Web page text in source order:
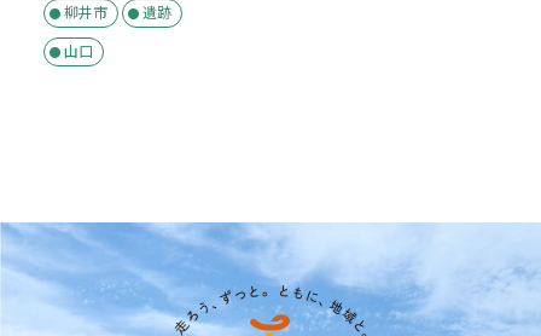
柳井市
遺跡
山口